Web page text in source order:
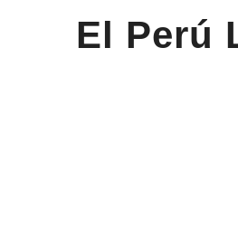
El Perú